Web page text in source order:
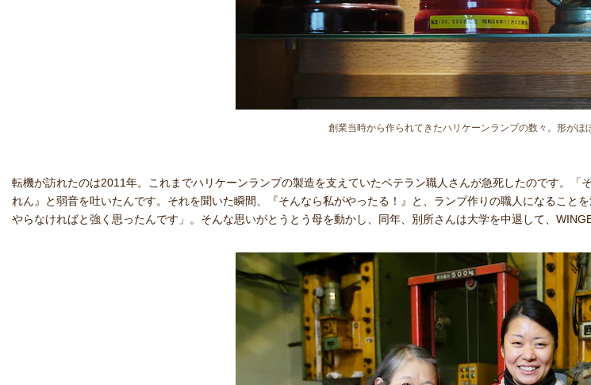
創業当時から作られてきたハリケーンランプの数々。形がほ
転機が訪れたのは2011年。これまでハリケーンランプの製造を支えていたベテラン職人さんが急死したのです。
れん』と弱音を吐いたんです。それを聞いた瞬間、『そんなら私がやったる！』と、ランプ作りの職人になるこ
やらなければと強く思ったんです」。そんな思いがとうとう母を動かし、同年、別所さんは大学を中退して、